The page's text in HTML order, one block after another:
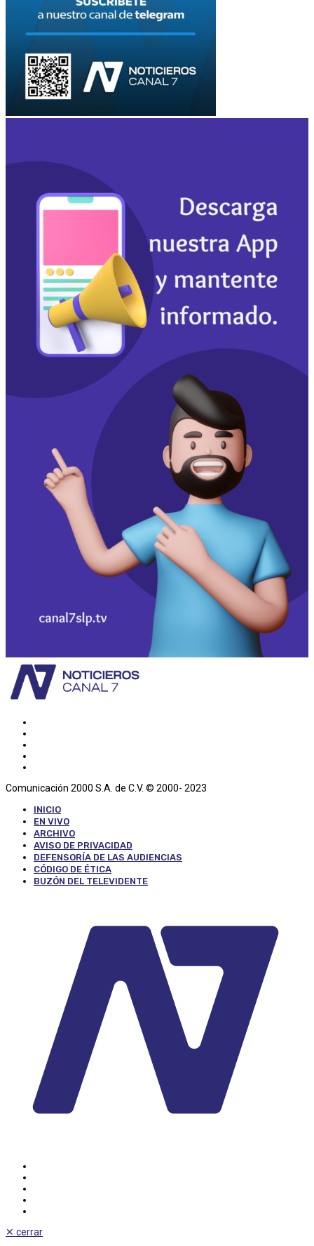
Comunicación 2000 S.A. de C.V. © 2000- 2023
INICIO
EN VIVO
ARCHIVO
AVISO DE PRIVACIDAD
DEFENSORÍA DE LAS AUDIENCIAS
CÓDIGO DE ÉTICA
BUZÓN DEL TELEVIDENTE
✕ cerrar